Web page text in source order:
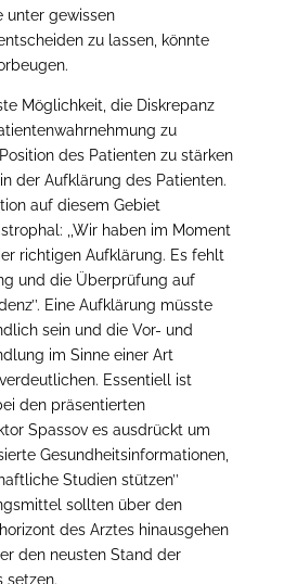
unter gewissen
zu lassen, könnte
Möglichkeit, die Diskrepanz
zu
des Patienten zu stärken
der Aufklärung des Patienten.
auf diesem Gebiet
,,Wir haben im Moment
richtigen Aufklärung. Es fehlt
und die Überprüfung auf
Eine Aufklärung müsste
sein und die Vor- und
im Sinne einer Art
Essentiell ist
den präsentierten
Spassov es ausdrückt um
Gesundheitsinformationen,
Studien stützen’’
sollten über den
des Arztes hinausgehen
den neusten Stand der
setzen.